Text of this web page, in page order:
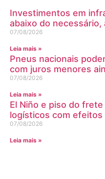
Investimentos em
abaixo do necessário,
07/08/2026
Leia mais »
Pneus nacionais
com juros menores
07/08/2026
Leia mais »
El Niño e piso do
logísticos com efeitos
07/08/2026
Leia mais »